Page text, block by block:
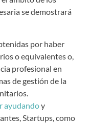
se demostrará
por haber
o equivalentes o,
profesional en
de gestión de la
ayudandoy
Startups, como